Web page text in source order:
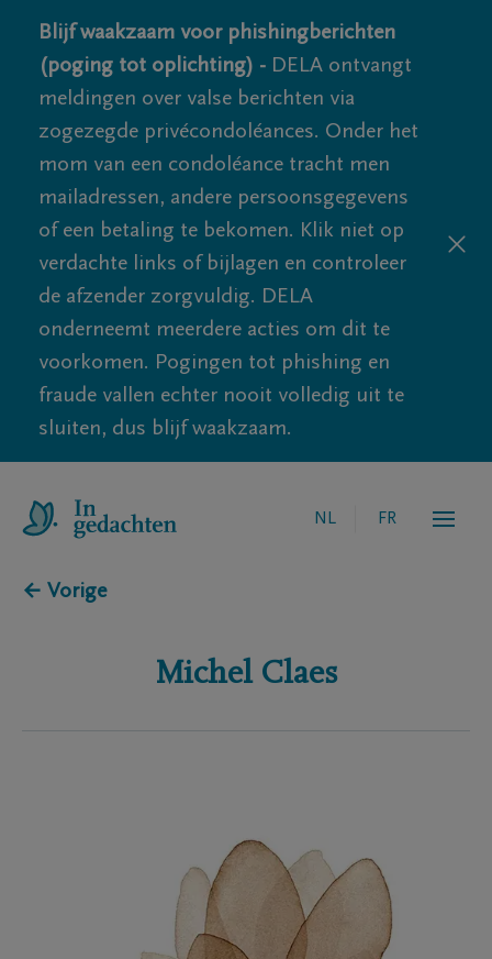
Blijf waakzaam voor phishingberichten
(poging tot oplichting) - DELA ontvangt
meldingen over valse berichten via
zogezegde privécondoléances. Onder het
mom van een condoléance tracht men
mailadressen, andere persoonsgegevens
of een betaling te bekomen. Klik niet op
verdachte links of bijlagen en controleer
de afzender zorgvuldig. DELA
onderneemt meerdere acties om dit te
voorkomen. Pogingen tot phishing en
fraude vallen echter nooit volledig uit te
sluiten, dus blijf waakzaam.
NL FR
← Vorige
Michel Claes